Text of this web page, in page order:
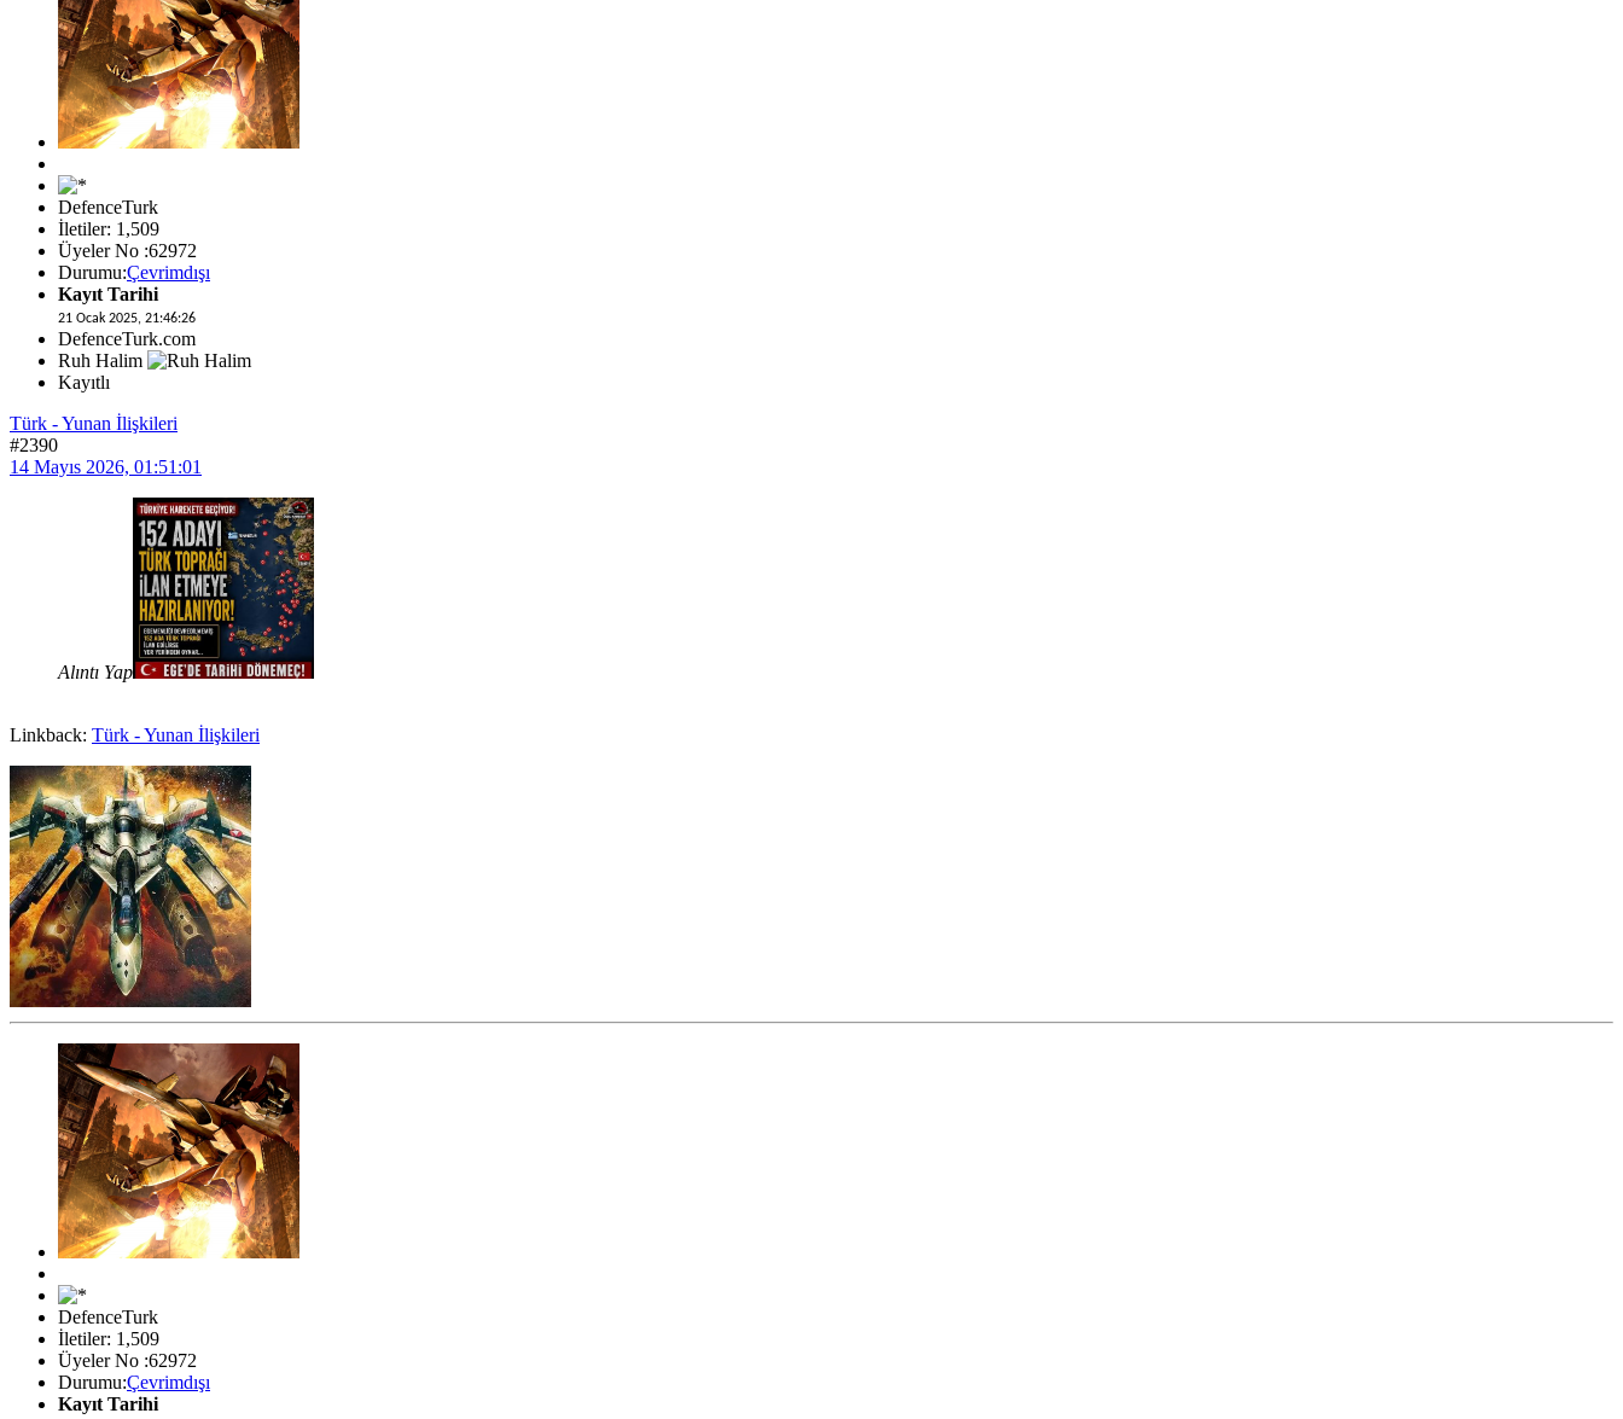
DefenceTurk
İletiler: 1,509
Üyeler No :62972
Durumu:Çevrimdışı
Kayıt Tarihi
21 Ocak 2025, 21:46:26
DefenceTurk.com
Ruh Halim
Kayıtlı
Türk - Yunan İlişkileri
#2390
14 Mayıs 2026, 01:51:01
Alıntı Yap
Linkback: Türk - Yunan İlişkileri
DefenceTurk
İletiler: 1,509
Üyeler No :62972
Durumu:Çevrimdışı
Kayıt Tarihi